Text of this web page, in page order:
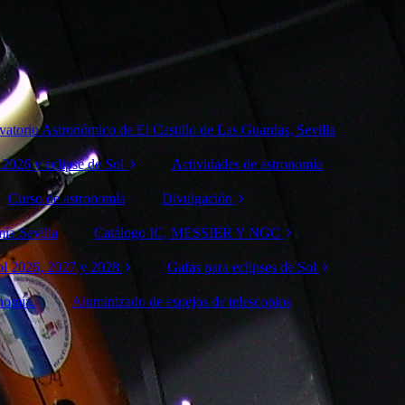
Astronómico de El Castillo de Las Guardas, Sevilla
2026 y eclipse de Sol
10 de
2026
12 de
2026
de Sol
14 de
2026
Actividades de astronomía
Curso de astronomía Divulgación
Conferencias de
Sevilla Catálogo IC, MESSIER Y NGC
Catálogo IC
Catálogo Messier
2026, 2027 y 2028 Gafas para eclipses de Sol
José Costas Gual
solar 2026
Aluminizado de espejos de telescopios